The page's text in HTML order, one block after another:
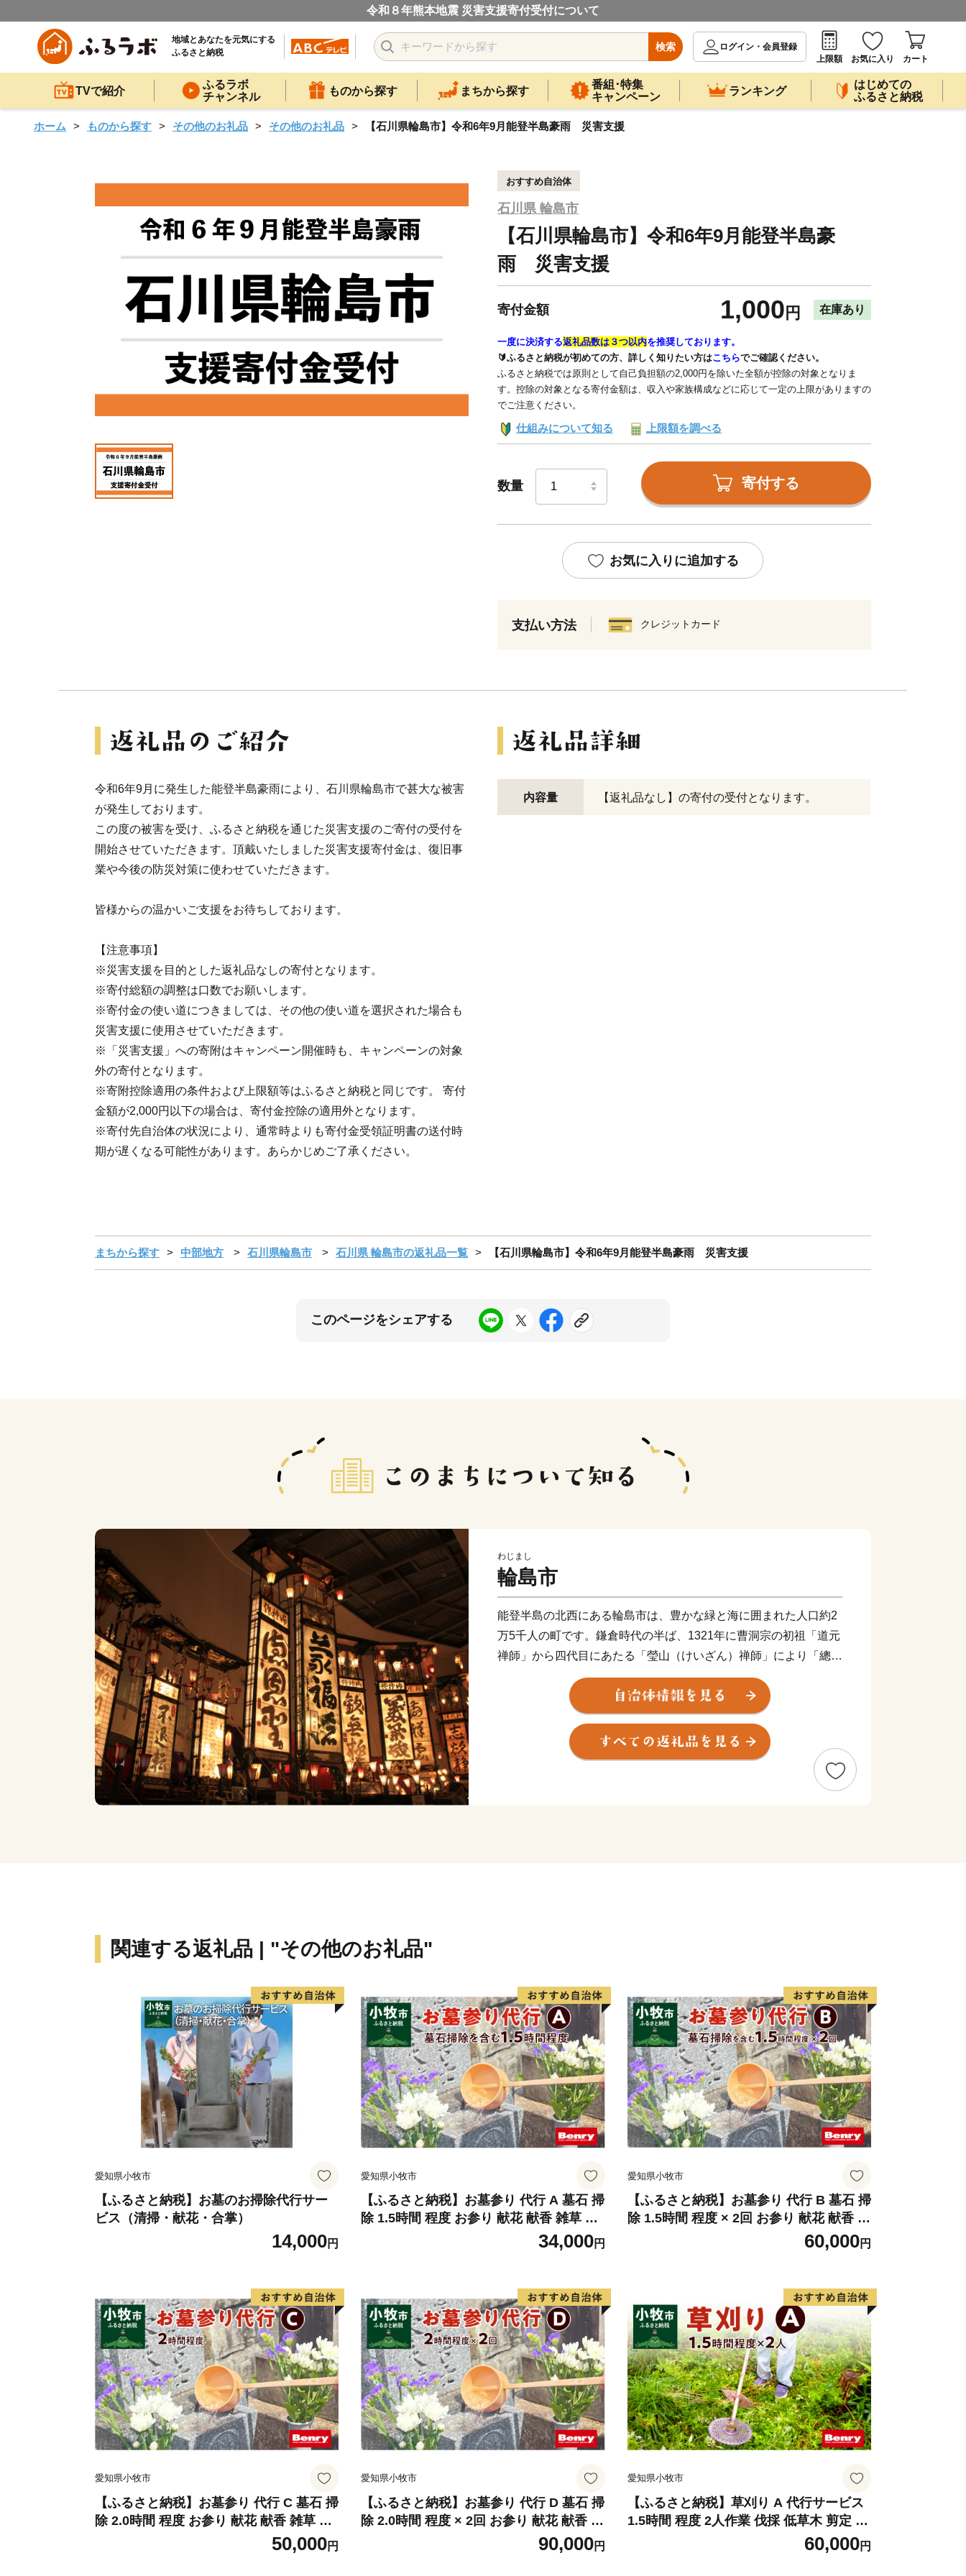
令和８年熊本地震 災害支援寄付受付について
地域とあなたを元気にする
ふるさと納税
検索
ログイン・会員登録
上限額
お気に入り カート
TVで紹介
ふるラボ
チャンネル
ものから探す まちから探す
番組･特集
キャンペーン
ランキング
はじめての
ふるさと納税
ホーム ものから探す その他のお礼品 その他のお礼品 【石川県輪島市】令和6年9月能登半島豪雨 災害支援
おすすめ自治体
石川県 輪島市
【石川県輪島市】令和6年9月能登半島豪
雨 災害支援
寄付金額 1,000 円 在庫あり
一度に決済する返礼品数は３つ以内を推奨しております。
🔰ふるさと納税が初めての方、詳しく知りたい方はこちらでご確認ください。
ふるさと納税では原則として自己負担額の2,000円を除いた全額が控除の対象となりま
す。控除の対象となる寄付金額は、収入や家族構成などに応じて一定の上限がありますの
でご注意ください。
仕組みについて知る 上限額を調べる
数量 寄付する
お気に入りに追加する
支払い方法 クレジットカード
令和6年9月に発生した能登半島豪雨により、石川県輪島市で甚大な被害
が発生しております。
この度の被害を受け、ふるさと納税を通じた災害支援のご寄付の受付を
開始させていただきます。頂戴いたしました災害支援寄付金は、復旧事
業や今後の防災対策に使わせていただきます。
皆様からの温かいご支援をお待ちしております。
【注意事項】
※災害支援を目的とした返礼品なしの寄付となります。
※寄付総額の調整は口数でお願いします。
※寄付金の使い道につきましては、その他の使い道を選択された場合も
災害支援に使用させていただきます。
※「災害支援」への寄附はキャンペーン開催時も、キャンペーンの対象
外の寄付となります。
※寄附控除適用の条件および上限額等はふるさと納税と同じです。 寄付
金額が2,000円以下の場合は、寄付金控除の適用外となります。
※寄付先自治体の状況により、通常時よりも寄付金受領証明書の送付時
期が遅くなる可能性があります。あらかじめご了承ください。
内容量 【返礼品なし】の寄付の受付となります。
まちから探す 中部地方 石川県輪島市 石川県 輪島市の返礼品一覧 【石川県輪島市】令和6年9月能登半島豪雨 災害支援
このページをシェアする
わじまし
輪島市
能登半島の北西にある輪島市は、豊かな緑と海に囲まれた人口約2
万5千人の町です。鎌倉時代の半ば、1321年に曹洞宗の初祖「道元
禅師」から四代目にあたる「瑩山（けいざん）禅師」により「總持
寺」が開かれ、江戸中期（1680年代）～明治30年代には、大坂
（大阪）と蝦夷地を結ぶ日本海航路に就航した廻船「北前船」の親
の湊と呼ばれ海上交通の要衝として栄えました。日本が世界に誇る
伝統工芸「輪島塗」は江戸時代前期の寛文年間（1661年～1673
年）に現在のような技術が確立され、陸路での行商や北前船の海運
★ほかにも魅力的な返礼品がたくさん‼
👉能登牛 ロースステーキ 500ｇ
👉輪島港水揚げ天然ふぐ ふぐ鍋セット
関連する返礼品 | "その他のお礼品"
愛知県小牧市
【ふるさと納税】お墓のお掃除代行サー
ビス（清掃・献花・合掌）
14,000円
愛知県小牧市
【ふるさと納税】お墓参り 代行 A 墓石 掃
除 1.5時間 程度 お参り 献花 献香 雑草 除
去 処分 草抜き 清掃 お手入れ 水洗い 水拭
き 汚れ落とし 代行サービス 和形墓石 洋
34,000円
愛知県小牧市
【ふるさと納税】お墓参り 代行 B 墓石 掃
除 1.5時間 程度 × 2回 お参り 献花 献香 雑
草 除去 処分 草抜き 清掃 お手入れ 水洗い
水拭き 汚れ落とし 代行サービス 和形墓石
60,000円
愛知県小牧市
【ふるさと納税】お墓参り 代行 C 墓石 掃
除 2.0時間 程度 お参り 献花 献香 雑草 除
去 処分 草抜き 清掃 お手入れ 水洗い 水拭
き 汚れ落とし 代行サービス 和形墓石 洋
50,000円
愛知県小牧市
【ふるさと納税】お墓参り 代行 D 墓石 掃
除 2.0時間 程度 × 2回 お参り 献花 献香 雑
草 除去 処分 草抜き 清掃 お手入れ 水洗い
水拭き 汚れ落とし 代行サービス 和形墓石
90,000円
愛知県小牧市
【ふるさと納税】草刈り A 代行サービス
1.5時間 程度 2人作業 伐採 低草木 剪定 ゴ
ミ拾い 清掃 雑草 除去 除草 作業 状況 完
了報告 撮影 庭 田畑 遊休地 空地 ベンリー
60,000円